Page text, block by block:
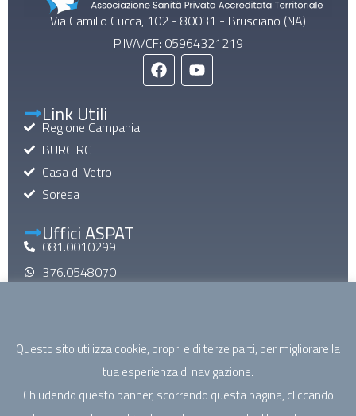
Via Camillo Cucca, 102 - 80031 - Brusciano (NA)
P.IVA/CF: 05964321219
Link Utili
Regione Campania
BURC RC
Casa di Vetro
Soresa
Uffici ASPAT
081.0010299
376.0548070
Mail di Macroarea
specialistica@aspatcampania.it
riabilitazione@aspatcampania.it
Questo sito utilizza cookie, propri e di terze parti, per migliorare la
tua esperienza di navigazione.
Chiudendo questo banner, scorrendo questa pagina, cliccando